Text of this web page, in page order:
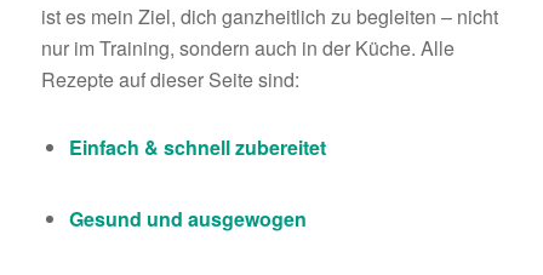
ist es mein Ziel, dich ganzheitlich zu begleiten – nicht
nur im Training, sondern auch in der Küche. Alle
Rezepte auf dieser Seite sind:
Einfach & schnell zubereitet
Gesund und ausgewogen